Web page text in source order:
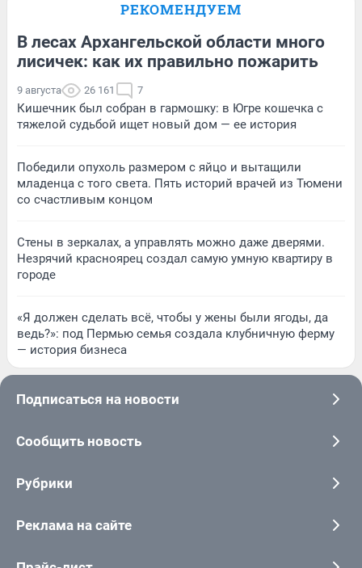
РЕКОМЕНДУЕМ
В лесах Архангельской области много
лисичек: как их правильно пожарить
9 августа 26 161 7
Кишечник был собран в гармошку: в Югре кошечка с
тяжелой судьбой ищет новый дом — ее история
Победили опухоль размером с яйцо и вытащили
младенца с того света. Пять историй врачей из Тюмени
со счастливым концом
Стены в зеркалах, а управлять можно даже дверями.
Незрячий красноярец создал самую умную квартиру в
городе
«Я должен сделать всё, чтобы у жены были ягоды, да
ведь?»: под Пермью семья создала клубничную ферму
— история бизнеса
Подписаться на новости
Сообщить новость
Рубрики
Реклама на сайте